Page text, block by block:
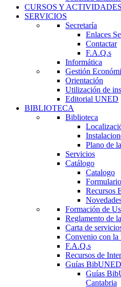
CURSOS Y ACTIVIDADES
SERVICIOS
Secretaría
Enlaces
Contactar
F.A.Q.s
Informática
Gestión
Orientación
Utilización de
Editorial UNED
BIBLIOTECA
Biblioteca
Plano de
Servicios
Catálogo
Catalogo
Recursos
Formación de
Reglamento de
Carta de
Convenio con la
F.A.Q.s
Recursos de
Guías BibUNED
Guías
Cantabria